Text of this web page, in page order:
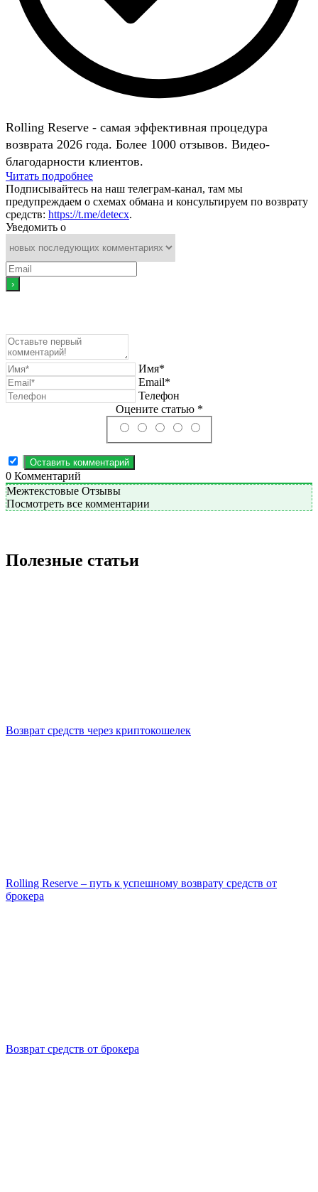
Rolling Reserve - самая эффективная процедура
возврата 2026 года. Более 1000 отзывов. Видео-
благодарности клиентов.
Читать подробнее
Подписывайтесь на наш телеграм-канал, там мы
предупреждаем о схемах обмана и консультируем по возврату
средств: https://t.me/detecx.
Уведомить о
Имя*
Email*
Телефон
Оцените статью *
0 Комментарий
Межтекстовые Отзывы
Посмотреть все комментарии
Полезные статьи
Возврат средств через криптокошелек
Rolling Reserve – путь к успешному возврату средств от
брокера
Возврат средств от брокера